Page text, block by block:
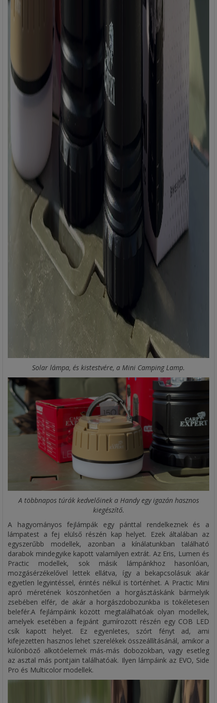
Solar lámpa, és kistestvére, a Mini Camping Lamp.
A többnapos túrák kedvelőinek a Handy egy igazán hasznos
kiegészítő.
A hagyományos fejlámpák egy pánttal rendelkeznek és a
lámpatest a fej elülső részén kap helyet. Ezek általában az
egyszerűbb modellek, azonban a kínálatunkban található
darabok mindegyike kapott valamilyen extrát. Az Eris, Lumen és
Practic modellek, sok másik lámpánkhoz hasonlóan,
mozgásérzékelővel lettek ellátva, így a bekapcsolásuk akár
egyetlen legyintéssel, érintés nélkül is történhet. A Practic Mini
apró méretének köszönhetően a horgásztáskánk bármelyik
zsebében elfér, de akár a horgászdobozunkba is tökéletesen
belefér.A fejlámpáink között megtalálhatóak olyan modellek,
amelyek esetében a fejpánt gumírozott részén egy COB LED
csík kapott helyet. Ez egyenletes, szórt fényt ad, ami
kifejezetten hasznos lehet szerelékek összeállításánál, amikor a
különböző alkotóelemek más-más dobozokban, vagy esetleg
az asztal más pontjain találhatóak. Ilyen lámpáink az EVO, Side
Pro és Multicolor modellek.